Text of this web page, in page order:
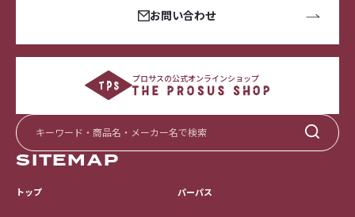
お問い合わせ
プロサスの公式オンラインショップ
SITEMAP
トップ パーパス